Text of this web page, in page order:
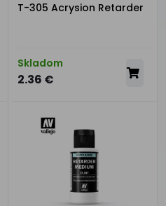
T-305 Acrysion Retarder
Skladom
2.36 €